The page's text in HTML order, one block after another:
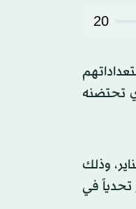
20
أكمل المتنافسون استعداداتهم
الذي تحتضنه
من مدينة العُلا يوم 5 يناير (كانون الثاني) المقبل على أن تختتم المنافسات في ينبع يوم 19 يناير، وذلك
تحدياً في